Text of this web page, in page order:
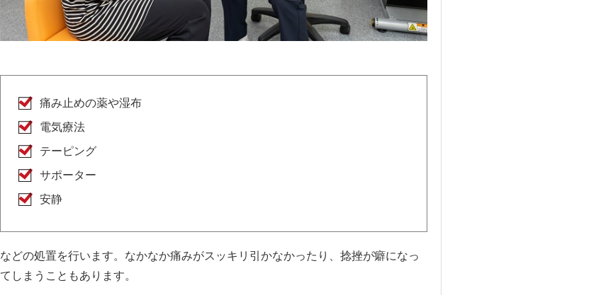
痛み止めの薬や湿布
電気療法
テーピング
サポーター
安静
などの処置を行います。なかなか痛みがスッキリ引かなかったり、捻挫が癖になっ
てしまうこともあります。